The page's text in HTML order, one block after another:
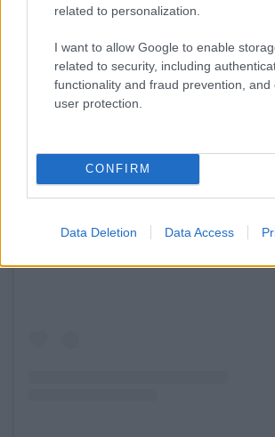
related to personalization.
I want to allow Google to enable
related to security, including
functionality and fraud prevention, and
user protection.
CONFIRM
Data Deletion Data Access
View this post on